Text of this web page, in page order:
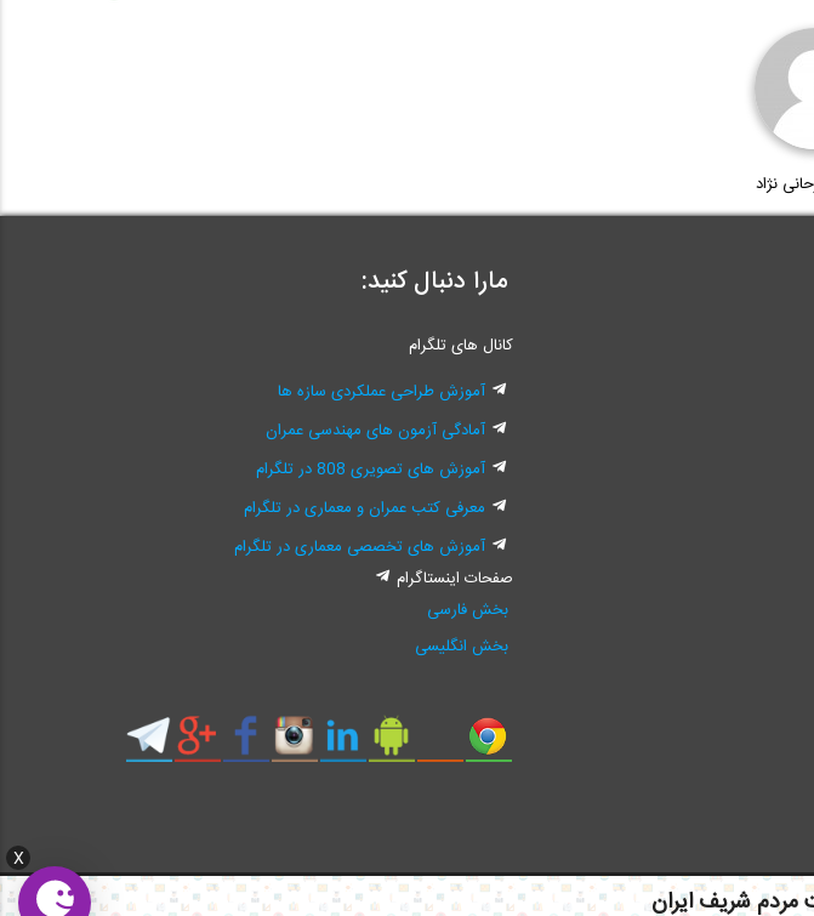
X
شریف ایران
نژاد
مارا دنبال کنید:
کانال های تلگرام
آموزش طراحی عملکردی سازه ها
آمادگی آزمون های مهندسی عمران
آموزش های تصویری 808 در تلگرام
معرفی کتب عمران و معماری در تلگرام
آموزش های تخصصی معماری در تلگرام
صفحات اینستاگرام
بخش فارسی
بخش انگلیسی